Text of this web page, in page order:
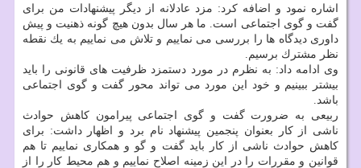
اشاره نمود و اضافه كرد: مزد عادلانه از دیگر پیشنهادات من برای
گفت و گوی اجتماعی است. ما هر سال بدون هیچ گونه ذهنیت و پیش
داوری دیدگاه ها را بررسی می نماییم و تلاش می نماییم به یك نقطه
نظر مشترك برسیم.
وی ادامه داد: به نظرم در مورد دستمزد ظرفیت های قانونی را باید
بیشتر ببینیم و خود این مورد می تواند محور گفت و گوی اجتماعی
باشد.
ربیعی به ضرورت گفت و گوی اجتماعی پیرامون كاهش حوادث
ناشی از كار بعنوان پنجمین پیشنهاد نام برد و اظهار داشت: برای
كاهش حوادث ناشی از كار باید گفت و گو و همكاری نماییم تا هم
قوانین و مقررات را در این زمینه اصلاح نماییم و هم محیط كار را از